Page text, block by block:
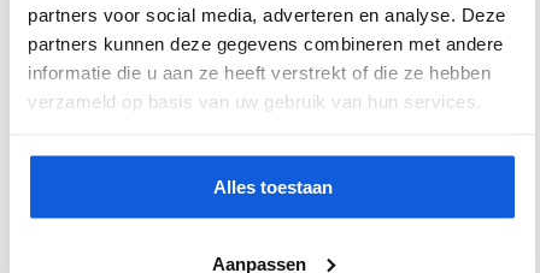
partners voor social media, adverteren en analyse. Deze
partners kunnen deze gegevens combineren met andere
informatie die u aan ze heeft verstrekt of die ze hebben
verzameld op basis van uw gebruik van hun services.
Alles toestaan
Aanpassen
Inhoud doos m²
1.28
Kleur
Grijs
Vorm
Vierkant